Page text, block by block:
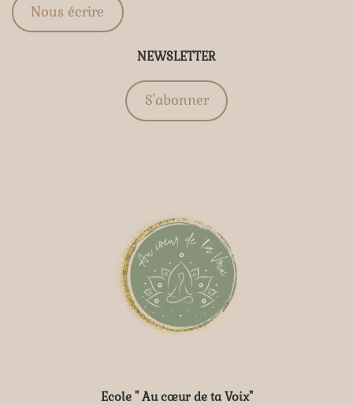
Nous écrire
NEWSLETTER
S'abonner
Ecole " Au cœur de ta Voix"